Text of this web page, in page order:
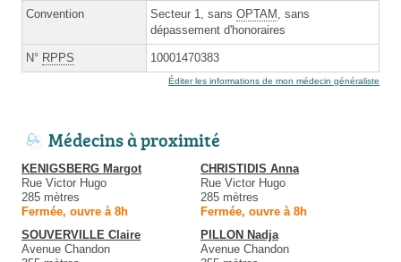
Convention Secteur 1, sans OPTAM , sans
dépassement d'honoraires
N° RPPS 10001470383
Éditer les informations de mon médecin généraliste
Médecins à proximité
KENIGSBERG Margot
Rue Victor Hugo
285 mètres
Fermée, ouvre à 8h
CHRISTIDIS Anna
Rue Victor Hugo
285 mètres
Fermée, ouvre à 8h
SOUVERVILLE Claire
Avenue Chandon
PILLON Nadja
Avenue Chandon